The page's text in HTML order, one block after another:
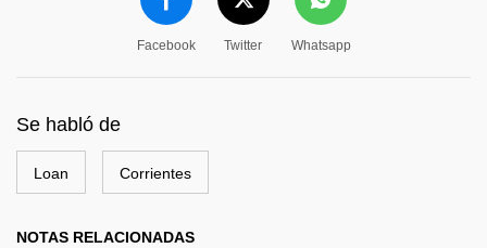
Facebook Twitter Whatsapp
Se habló de
Loan Corrientes
NOTAS RELACIONADAS